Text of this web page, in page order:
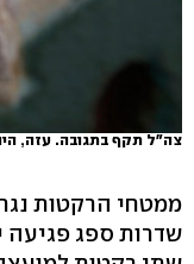
צה"ל תקף בתגובה. עזה,
ממטחי הרקטות